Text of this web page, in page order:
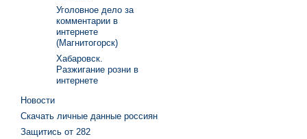
Уголовное дело за
комментарии в
интернете
(Магнитогорск)
Хабаровск.
Разжигание розни в
интернете
Новости
Скачать личные данные россиян
Защитись от 282